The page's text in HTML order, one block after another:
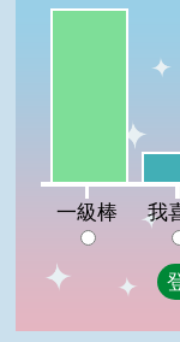
我
一級棒 我